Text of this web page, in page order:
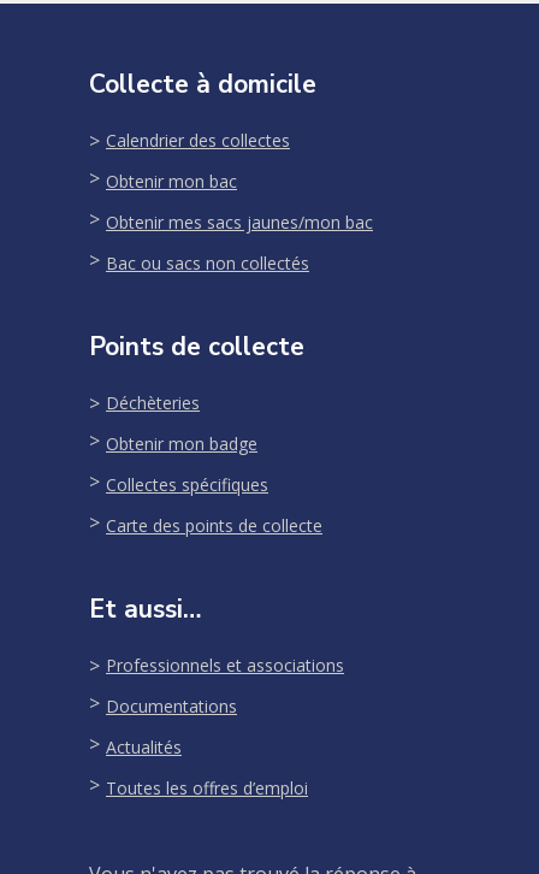
Collecte à domicile
Calendrier des collectes
Obtenir mon bac
Obtenir mes sacs jaunes/mon bac
Bac ou sacs non collectés
Points de collecte
Déchèteries
Obtenir mon badge
Collectes spécifiques
Carte des points de collecte
Et aussi…
Professionnels et associations
Documentations
Actualités
Toutes les offres d’emploi